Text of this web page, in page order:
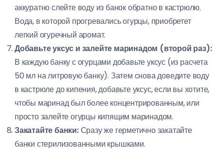
аккуратно слейте воду из банок обратно в кастрюлю.
Вода, в которой прогревались огурцы, приобретет
легкий огуречный аромат.
Добавьте уксус и залейте маринадом (второй раз):
В каждую банку с огурцами добавьте уксус (из расчета
50 мл на литровую банку). Затем снова доведите воду
в кастрюле до кипения, добавьте уксус, если вы хотите,
чтобы маринад был более концентрированным, или
просто залейте огурцы кипящим маринадом.
Закатайте банки:Сразу же герметично закатайте
банки стерилизованными крышками.